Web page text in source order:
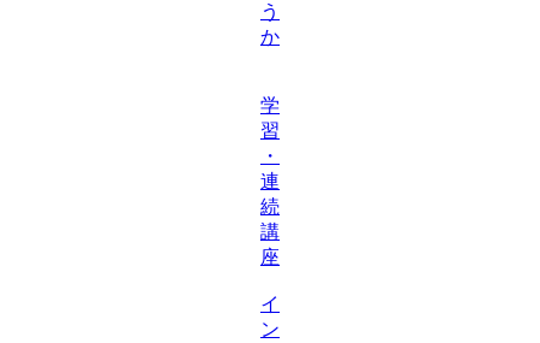
う
か
学
習
・
連
続
講
座
イ
ン